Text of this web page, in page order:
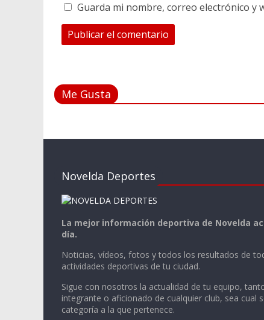
Guarda mi nombre, correo electrónico y
Me Gusta
Novelda Deportes
La mejor información deportiva de Novelda
día.
Noticias, vídeos, fotos y todos los resultados de
actividades deportivas de tu ciudad.
Sigue con nosotros la actualidad de tu equipo,
integrante o aficionado de cualquier club, sea cual
categoría a la que pertenece.